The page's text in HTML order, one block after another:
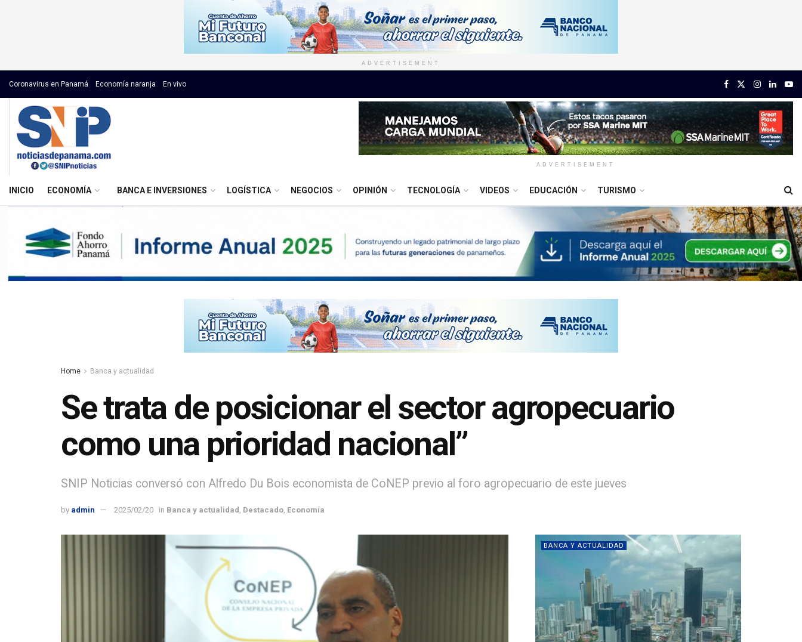
ADVERTISEMENT
Coronavirus en Panamá Economía naranja En vivo
ADVERTISEMENT
INICIO ECONOMÍA BANCA E INVERSIONES LOGÍSTICA NEGOCIOS OPINIÓN TECNOLOGÍA VIDEOS EDUCACIÓN TURISMO
Home Banca y actualidad
Se trata de posicionar el sector agropecuario
como una prioridad nacional”
SNIP Noticias conversó con Alfredo Du Bois economista de CoNEP previo al foro agropecuario de este jueves
by admin 2025/02/20 in Banca y actualidad Destacado Economía
BANCA Y ACTUALIDAD